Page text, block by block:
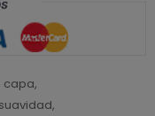
capa,
,